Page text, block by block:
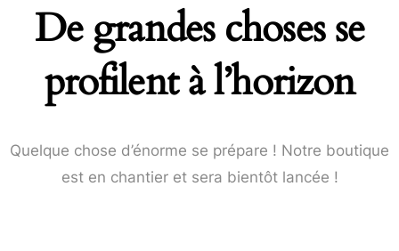
De grandes choses se
profilent à l’horizon
Quelque chose d’énorme se prépare ! Notre boutique
est en chantier et sera bientôt lancée !